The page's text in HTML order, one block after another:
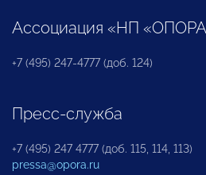
Ассоциация «НП
+7 (495) 247-4777 (доб. 124)
Пресс-служба
+7 (495) 247 4777 (доб. 115, 114, 113)
pressa@opora.ru